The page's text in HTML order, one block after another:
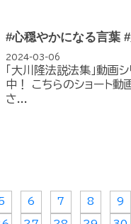
#心穏やかになる言葉
2024-03-06
「大川隆法説法集」動
中！ こちらのショート動
さ...
6 7 8 9